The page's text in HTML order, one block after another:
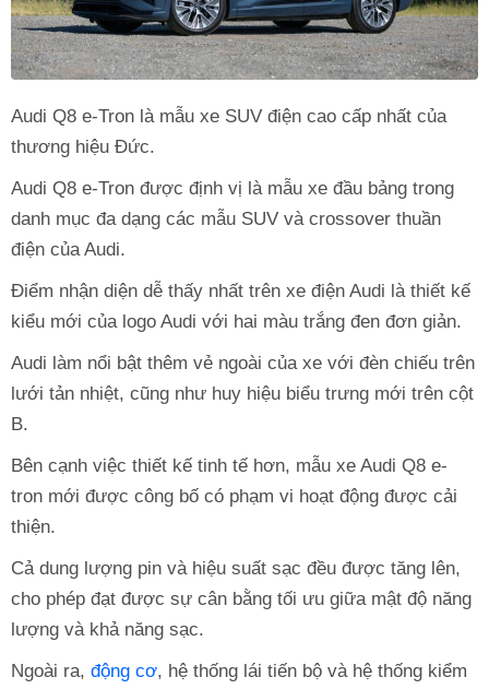
Audi Q8 e-Tron là mẫu xe SUV điện cao cấp nhất của
thương hiệu Đức.
Audi Q8 e-Tron được định vị là mẫu xe đầu bảng trong
danh mục đa dạng các mẫu SUV và crossover thuần
điện của Audi.
Điểm nhận diện dễ thấy nhất trên xe điện Audi là thiết kế
kiểu mới của logo Audi với hai màu trắng đen đơn giản.
Audi làm nổi bật thêm vẻ ngoài của xe với đèn chiếu trên
lưới tản nhiệt, cũng như huy hiệu biểu trưng mới trên cột
B.
Bên cạnh việc thiết kế tinh tế hơn, mẫu xe Audi Q8 e-
tron mới được công bố có phạm vi hoạt động được cải
thiện.
Cả dung lượng pin và hiệu suất sạc đều được tăng lên,
cho phép đạt được sự cân bằng tối ưu giữa mật độ năng
lượng và khả năng sạc.
Ngoài ra, động cơ, hệ thống lái tiến bộ và hệ thống kiểm